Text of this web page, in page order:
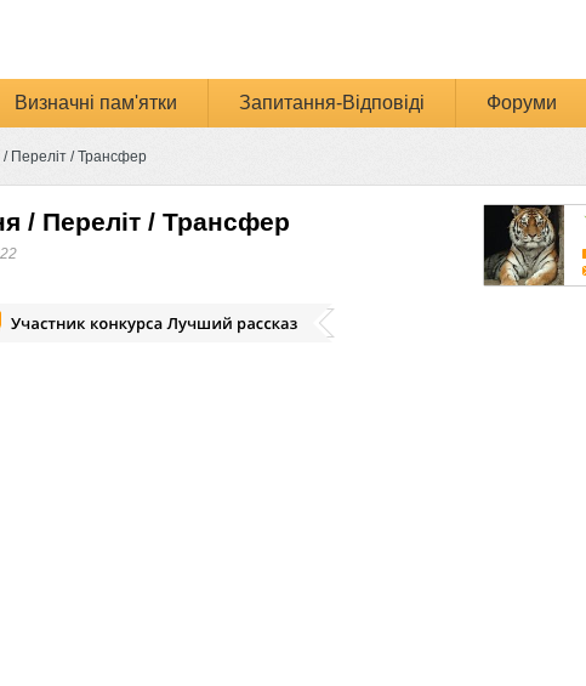
Визначні пам'ятки Запитання-Відповіді Форуми
Переліт / Трансфер
/ Переліт / Трансфер